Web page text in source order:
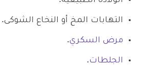
التهابات المخ أو النخاع الشوكى.
مرض السكري.
الجلطات.